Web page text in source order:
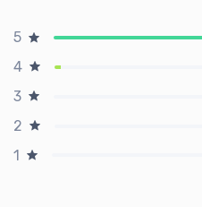
5
4
3
2
1